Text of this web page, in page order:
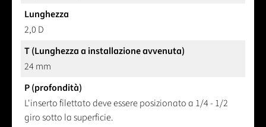
Lunghezza
2,0 D
T (Lunghezza a installazione avvenuta)
24 mm
P (profondità)
L'inserto filettato deve essere posizionato a 1/4 - 1/2
giro sotto la superficie.